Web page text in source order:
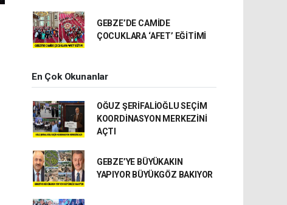
GEBZE’DE CAMİDE
ÇOCUKLARA ‘AFET’ EĞİTİMİ
En Çok Okunanlar
OĞUZ ŞERİFALİOĞLU SEÇİM
KOORDİNASYON MERKEZİNİ
AÇTI
GEBZE’YE BÜYÜKAKIN
YAPIYOR BÜYÜKGÖZ BAKIYOR